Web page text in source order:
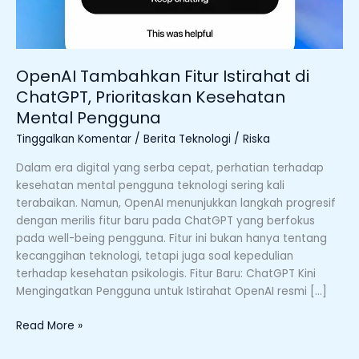
OpenAI Tambahkan Fitur Istirahat di
ChatGPT, Prioritaskan Kesehatan
Mental Pengguna
Tinggalkan Komentar / Berita Teknologi / Riska
Dalam era digital yang serba cepat, perhatian terhadap
kesehatan mental pengguna teknologi sering kali
terabaikan. Namun, OpenAI menunjukkan langkah progresif
dengan merilis fitur baru pada ChatGPT yang berfokus
pada well-being pengguna. Fitur ini bukan hanya tentang
kecanggihan teknologi, tetapi juga soal kepedulian
terhadap kesehatan psikologis. Fitur Baru: ChatGPT Kini
Mengingatkan Pengguna untuk Istirahat OpenAI resmi […]
Read More »